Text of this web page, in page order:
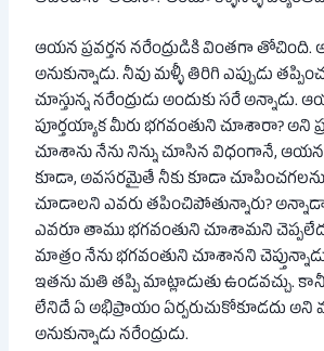
ఆయన ప్రవర్తన నరేంద్రుడికి వింతగా తోచింది.
అనుకున్నాడు. నీవు మళ్ళీ తిరిగి ఎప్పుడు
చూస్తున్న నరేంద్రుడు అందుకు సరే
పూర్తయ్యాక మీరు భగవంతుని చూశారా? అని
చూశాను నేను నిన్ను చూసిన విధంగానే,
కూడా, అవసరమైతే నీకు కూడా
చూడాలని ఎవరు తపించిపోతున్నారు?
ఎవరూ తాము భగవంతుని చూశామని
మాత్రం నేను భగవంతుని చూశానని
ఇతను మతి తప్పి మాట్లాడుతు ఉండవచ్చు.
లేనిదే ఏ అభిప్రాయం ఏర్పరుచుకోకూడదు
అనుకున్నాడు నరేంద్రుడు.